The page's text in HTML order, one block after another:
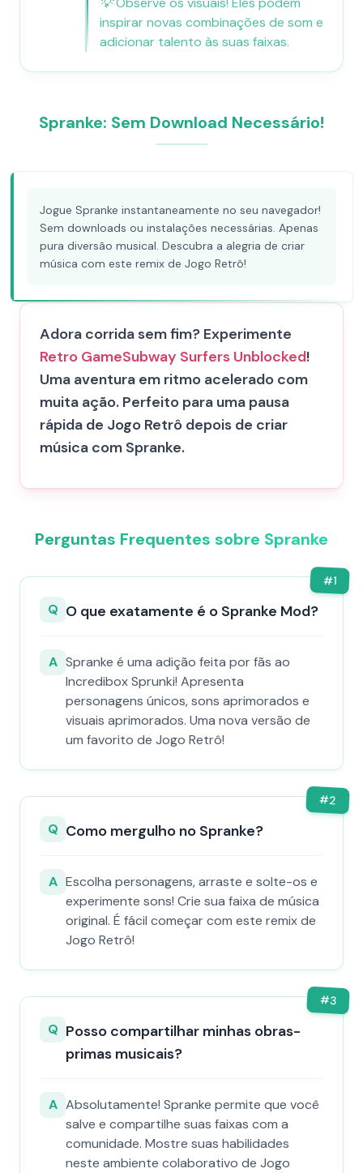
inspirar novas combinações de som e
adicionar talento às suas faixas.
Spranke: Sem Download Necessário!
Jogue Spranke instantaneamente no seu navegador!
Sem downloads ou instalações necessárias. Apenas
pura diversão musical. Descubra a alegria de criar
música com este remix de Jogo Retrô!
Adora corrida sem fim? Experimente
Retro GameSubway Surfers Unblocked!
Uma aventura em ritmo acelerado com
muita ação. Perfeito para uma pausa
rápida de Jogo Retrô depois de criar
música com Spranke.
Perguntas Frequentes sobre Spranke
#1
Q O que exatamente é o Spranke Mod?
A Spranke é uma adição feita por fãs ao
Incredibox Sprunki! Apresenta
personagens únicos, sons aprimorados e
visuais aprimorados. Uma nova versão de
um favorito de Jogo Retrô!
#2
Q Como mergulho no Spranke?
A Escolha personagens, arraste e solte-os e
experimente sons! Crie sua faixa de música
original. É fácil começar com este remix de
Jogo Retrô!
#3
Q Posso compartilhar minhas obras-
primas musicais?
A Absolutamente! Spranke permite que você
salve e compartilhe suas faixas com a
comunidade. Mostre suas habilidades
neste ambiente colaborativo de Jogo